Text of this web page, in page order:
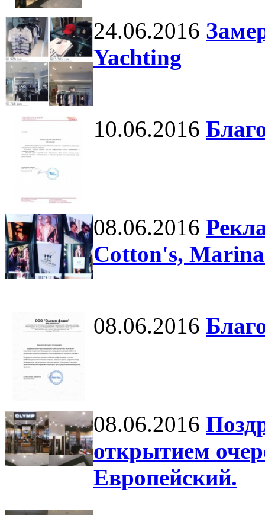
24.06.2016
Yachting
10.06.2016
08.06.2016
Cotton's,
08.06.2016
08.06.2016
открытием
Европейский.